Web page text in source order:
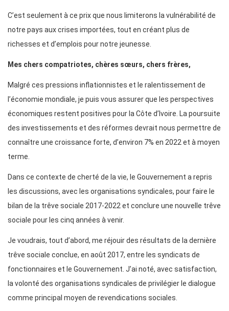
C’est seulement à ce prix que nous limiterons la vulnérabilité de
notre pays aux crises importées, tout en créant plus de
richesses et d’emplois pour notre jeunesse.
Mes chers compatriotes, chères sœurs, chers frères,
Malgré ces pressions inflationnistes et le ralentissement de
l’économie mondiale, je puis vous assurer que les perspectives
économiques restent positives pour la Côte d’Ivoire. La poursuite
des investissements et des réformes devrait nous permettre de
connaître une croissance forte, d’environ 7% en 2022 et à moyen
terme.
Dans ce contexte de cherté de la vie, le Gouvernement a repris
les discussions, avec les organisations syndicales, pour faire le
bilan de la trêve sociale 2017-2022 et conclure une nouvelle trêve
sociale pour les cinq années à venir.
Je voudrais, tout d’abord, me réjouir des résultats de la dernière
trêve sociale conclue, en août 2017, entre les syndicats de
fonctionnaires et le Gouvernement. J’ai noté, avec satisfaction,
la volonté des organisations syndicales de privilégier le dialogue
comme principal moyen de revendications sociales.